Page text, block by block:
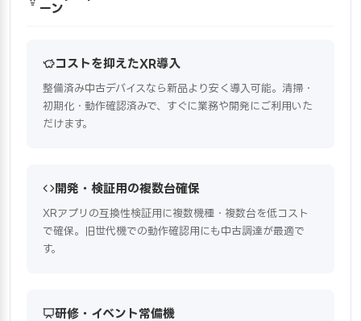
ーン
コストを抑えたXR導入
整備済み中古デバイスなら新品より安く導入可能。清掃・
初期化・動作確認済みで、すぐに業務や開発にご利用いた
だけます。
開発・検証用の複数台確保
XRアプリの互換性検証用に複数機種・複数台を低コスト
で確保。旧世代機での動作確認用にも中古調達が最適で
す。
研修・イベント常備機